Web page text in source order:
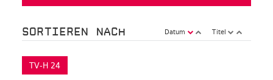
SORTIEREN NACH Datum Titel
TV-H 24